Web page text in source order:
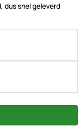
dus snel geleverd